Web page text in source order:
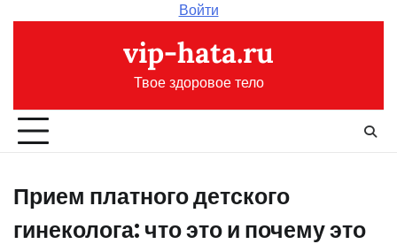
Войти
vip-hata.ru
Твое здоровое тело
Прием платного детского
гинеколога: что это и почему это